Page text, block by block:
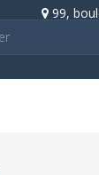
99,